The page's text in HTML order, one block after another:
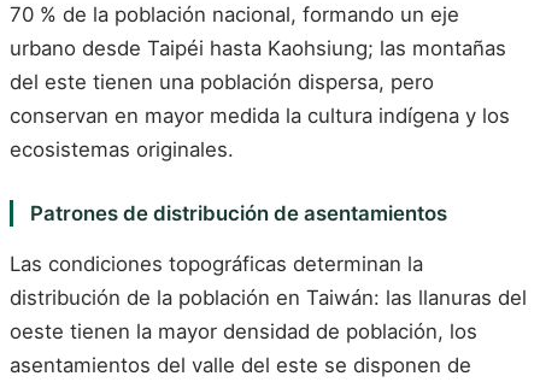
70 % de la población nacional, formando un eje
urbano desde Taipéi hasta Kaohsiung; las montañas
del este tienen una población dispersa, pero
conservan en mayor medida la cultura indígena y los
ecosistemas originales.
Patrones de distribución de asentamientos
Las condiciones topográficas determinan la
distribución de la población en Taiwán: las llanuras del
oeste tienen la mayor densidad de población, los
asentamientos del valle del este se disponen de